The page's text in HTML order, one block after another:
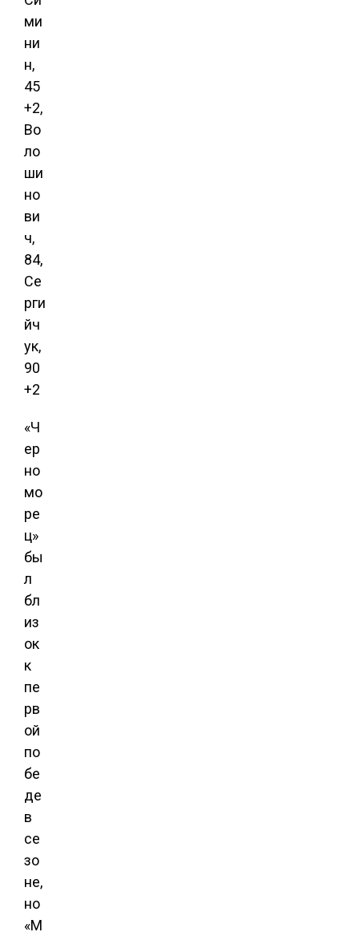
ми
ни
н,
45
+2,
Во
ло
ши
но
ви
ч,
84,
Се
рги
йч
ук,
90
+2
«Ч
ер
но
мо
ре
ц»
бы
л
бл
из
ок
к
пе
рв
ой
по
бе
де
в
се
зо
не,
но
«М